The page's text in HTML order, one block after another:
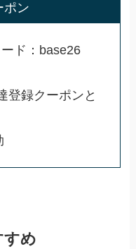
ポン
ド：base26
登録クーポンと
すめ